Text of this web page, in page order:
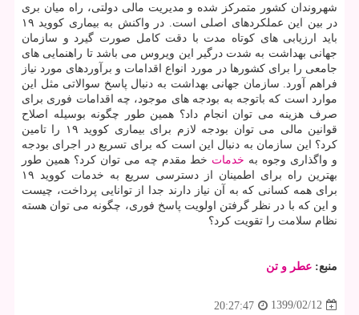
شهروندان کشور متمرکز شده و مدیریت مالی دولتی، راه میان بری
در بین این عملکردهای اصلی است. در واکنش به بیماری کووید ۱۹
باید ارزیابی های کوتاه مدت با دقت کامل صورت گیرد و سازمان
جهانی بهداشت به شدت درگیر این ویروس می باشد تا راهنمایی های
جامعی را برای کشورها در مورد انواع اقدامات و برآوردهای مورد نیاز
فراهم آورد. سازمان جهانی بهداشت به دنبال پاسخ سوالاتی مثل این
موارد است که باتوجه به بودجه های موجود، چه اقدامات فوری برای
صرف هزینه می توان انجام داد؟ همین طور چگونه بوسیله اصلاح
قوانین مالی می توان بودجه لازم برای بیماری کووید ۱۹ را تامین
کرد؟ این سازمان به دنبال این است که برای تسریع در اجرای بودجه
و واگذاری وجوه به خدمات خط مقدم چه می توان کرد؟ همین طور
بهترین راه برای اطمینان از دسترسی سریع به خدمات کووید ۱۹
برای همه کسانی که به آن نیاز دارند جدا از توانایی پرداخت، چیست
و این که با در نظر گرفتن اولویت پاسخ فوری، چگونه می توان هسته
نظام سلامت را تقویت کرد؟
منبع: عطر و تن
1399/02/12
20:27:47